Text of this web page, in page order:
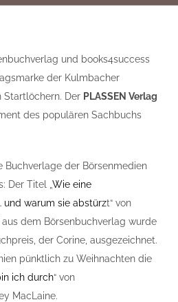
und books4success
der Kulmbacher
Startlöchern. Der PLASSEN Verlag
des populären Sachbuchs
Buchverlage der Börsenmedien
Der Titel „ Wie eine
und warum sie abstürzt“ von
dem Börsenbuchverlag wurde
der Corine, ausgezeichnet.
pünktlich zu Weihnachten die
ich durch“ von
MacLaine.